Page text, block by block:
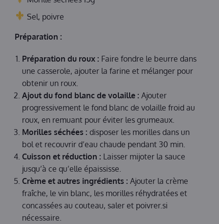
Sel, poivre
Préparation :
Préparation du roux : Faire fondre le beurre dans
une casserole, ajouter la farine et mélanger pour
obtenir un roux.
Ajout du fond blanc de volaille : Ajouter
progressivement le fond blanc de volaille froid au
roux, en remuant pour éviter les grumeaux.
Morilles séchées : disposer les morilles dans un
bol et recouvrir d’eau chaude pendant 30 min.
Cuisson et réduction : Laisser mijoter la sauce
jusqu’à ce qu’elle épaississe.
Crème et autres ingrédients : Ajouter la crème
fraîche, le vin blanc, les morilles réhydratées et
concassées au couteau, saler et poivrer.si
nécessaire.